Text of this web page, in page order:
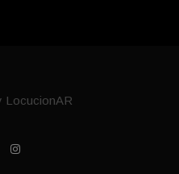
LocucionAR